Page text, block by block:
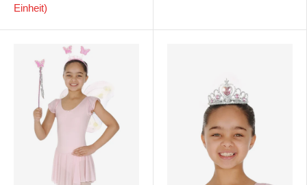
Einheit)